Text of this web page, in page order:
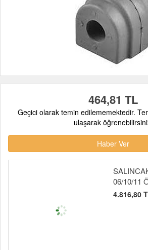
464,81 TL
Geçici olarak temin edilememektedir.
ulaşarak
Haber Ver
06/10/11
4.816,80